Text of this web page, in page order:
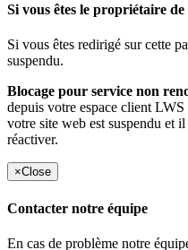
Si vous êtes le propriétaire
Si vous êtes redirigé sur cette
suspendu.
Blocage pour service non
depuis votre espace client
votre site web est suspendu et
réactiver.
×Close
Contacter notre équipe
En cas de problème notre